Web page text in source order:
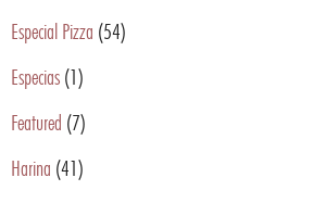
Especial Pizza (54)
Especias (1)
Featured (7)
Harina (41)